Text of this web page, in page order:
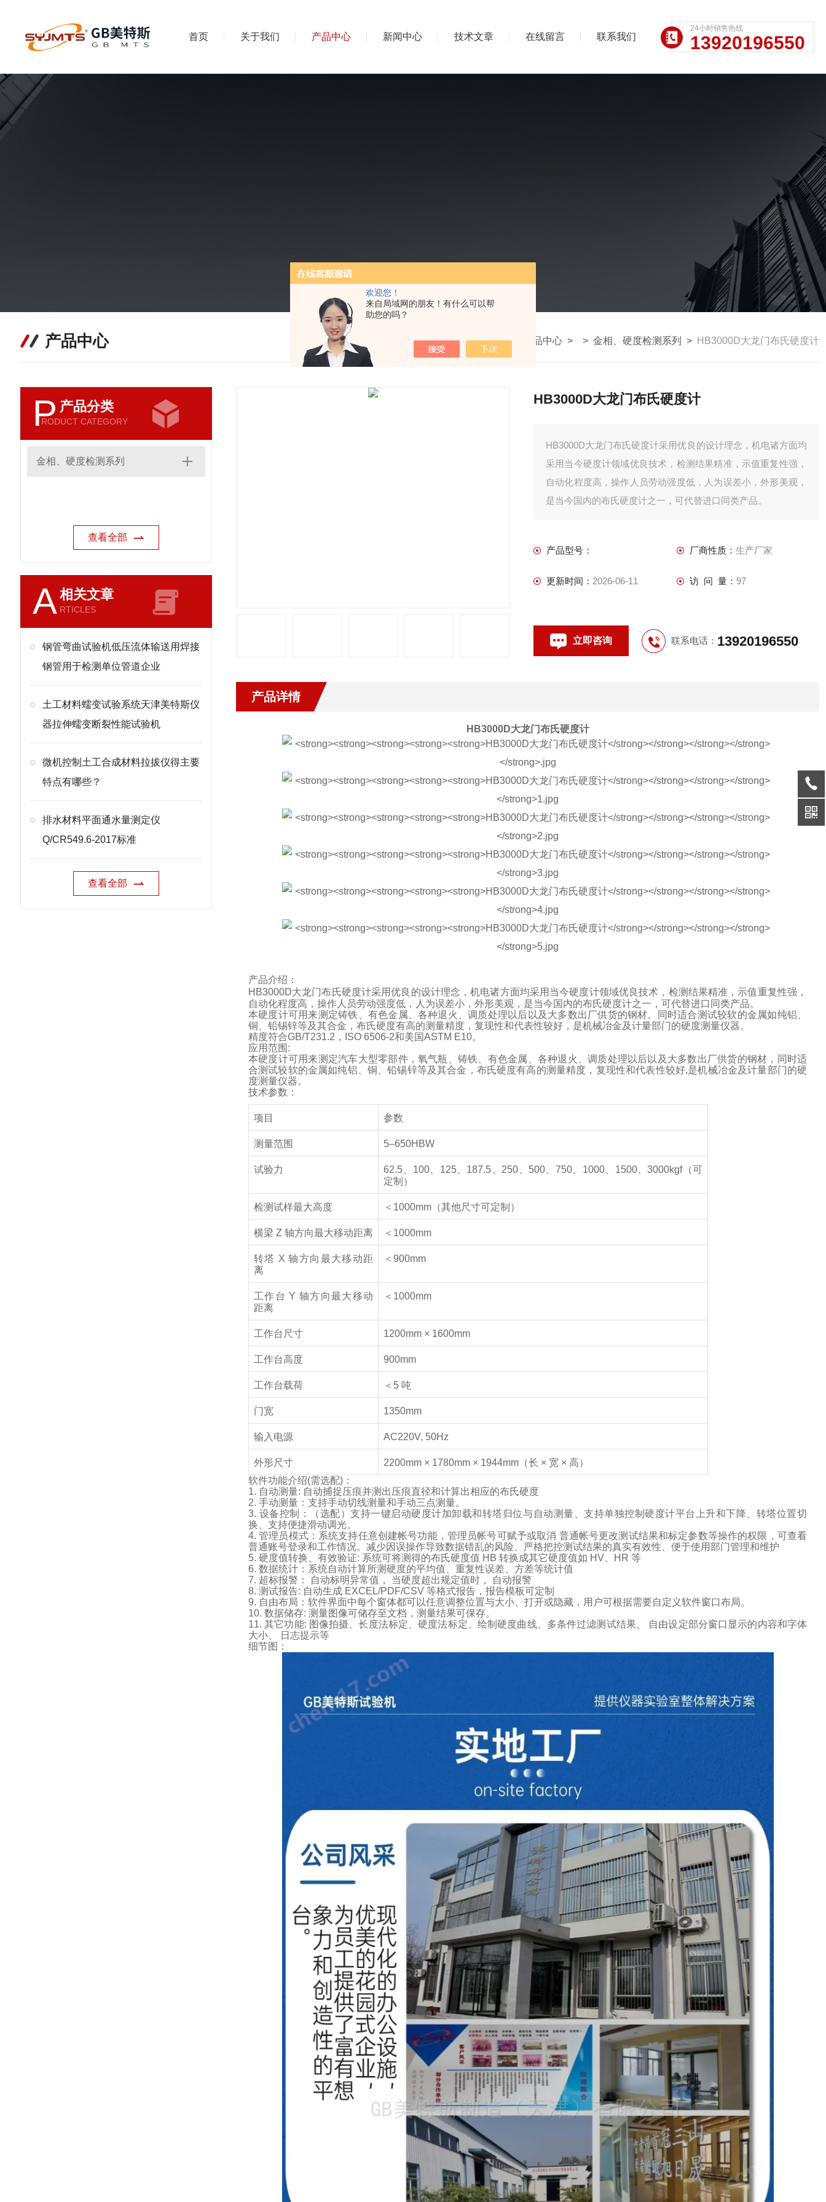
欢迎您！
来自局域网的朋友！有什么可以帮
助您的吗？
首页 关于我们 产品中心 新闻中心 技术文章 在线留言 联系我们
24小时销售热线
13920196550
产品中心 我的位置：首页> 产品中心 > > 金相、硬度检测系列 > HB3000D大龙门布氏硬度计
P 产品分类
RODUCT CATEGORY
金相、硬度检测系列
查看全部
A相关文章
RTICLES
钢管弯曲试验机低压流体输送用焊接
钢管用于检测单位管道企业
土工材料蠕变试验系统天津美特斯仪
器拉伸蠕变断裂性能试验机
微机控制土工合成材料拉拔仪得主要
特点有哪些？
排水材料平面通水量测定仪
Q/CR549.6-2017标准
查看全部
HB3000D大龙门布氏硬度计
HB3000D大龙门布氏硬度计采用优良的设计理念，机电诸方面均
采用当今硬度计领域优良技术，检测结果精准，示值重复性强，
自动化程度高，操作人员劳动强度低，人为误差小，外形美观，
是当今国内的布氏硬度计之一，可代替进口同类产品。
产品型号： 厂商性质： 生产厂家
更新时间： 2026-06-11 访 问 量： 97
立即咨询 联系电话： 13920196550
产品详情
HB3000D大龙门布氏硬度计
产品介绍：
HB3000D大龙门布氏硬度计采用优良的设计理念，机电诸方面均采用当今硬度计领域优良技术，检测结果精准，示值重复性强，
自动化程度高，操作人员劳动强度低，人为误差小，外形美观，是当今国内的布氏硬度计之一，可代替进口同类产品。
本硬度计可用来测定铸铁、有色金属、各种退火、调质处理以后以及大多数出厂供货的钢材。同时适合测试较软的金属如纯铝、
铜、铅锡锌等及其合金，布氏硬度有高的测量精度，复现性和代表性较好，是机械冶金及计量部门的硬度测量仪器。
精度符合GB/T231.2 ， ISO 6506-2和美国ASTM E10。
应用范围 :
本硬度计可用来测定汽车大型零部件，氧气瓶、铸铁、有色金属、各种退火、调质处理以后以及大多数出厂供货的钢材，同时适
合测试较软的金属如纯铝、铜、铅锡锌等及其合金，布氏硬度有高的测量精度，复现性和代表性较好,是机械冶金及计量部门的硬
度测量仪器。
技术参数：
项目 参数
测量范围 5–650HBW
试验力 62.5 100、 125、 187.5 250 500 750、 1000、 1500、3000kgf（可
定制）
检测试样最大高度 ＜ 1000mm （其他尺寸可定制）
横梁 Z 轴方向最大移动距离 ＜ 1000mm
转塔 X轴方向最大移动距
离
＜ 900mm
工作台 Y 轴方向最大移动
距离
＜ 1000mm
工作台尺寸 1200mm × 1600mm
工作台高度 900mm
工作台载荷 ＜ 5 吨
门宽 1350mm
输入电源 AC220V, 50Hz
外形尺寸 2200mm × 1780mm × 1944mm （长 × 宽 × 高）
软件功能介绍(需选配) ：
1. 自动测量: 自动捕捉压痕并测出压痕直径和计算出相应的布氏硬度
2. 手动测量：支持手动切线测量和手动三点测量。
3. 设备控制：（选配）支持一键启动硬度计加卸载和转塔归位与自动测量、支持单独控制硬度计平台上升和下降、转塔位置切
换、支持便捷滑动调光。
4.管理员模式：系统支持任意创建帐号功能，管理员帐号可赋予或取消 普通帐号更改测试结果和标定参数等操作的权限，可查看
普通账号登录和工作情况。减少因误操作导致数据错乱的风险、严格把控测试结果的真实有效性、便于使用部门管理和维护
5. 硬度值转换、有效验证: 系统可将测得的布氏硬度值 HB 转换成其它硬度值如 HV HR 等
6. 数据统计：系统自动计算所测硬度的平均值、重复性误差、方差等统计值
7. 超标报警： 自动标明异常值， 当硬度超出规定值时， 自动报警
8. 测试报告: 自动生成 EXCEL/PDF/CSV 等格式报告，报告模板可定制
9. 自由布局：软件界面中每个窗体都可以任意调整位置与大小、打开或隐藏，用户可根据需要自定义软件窗口布局。
10. 数据储存: 测量图像可储存至文档，测量结果可保存。
11.其它功能: 图像拍摄、长度法标定、硬度法标定、绘制硬度曲线、多条件过滤测试结果、 自由设定部分窗口显示的内容和字体
大小、 日志提示等
细节图：